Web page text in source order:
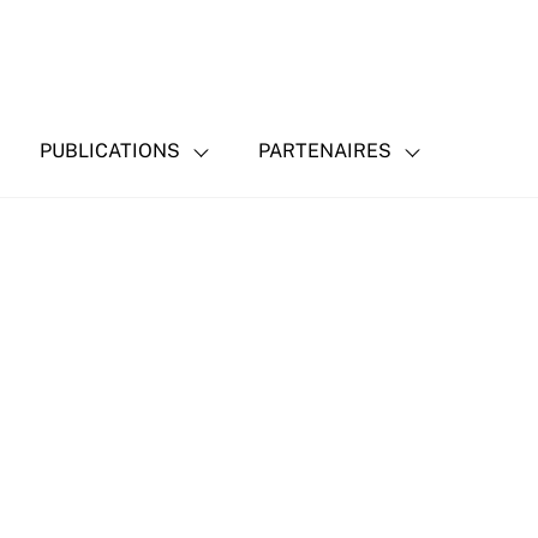
PUBLICATIONS PARTENAIRES